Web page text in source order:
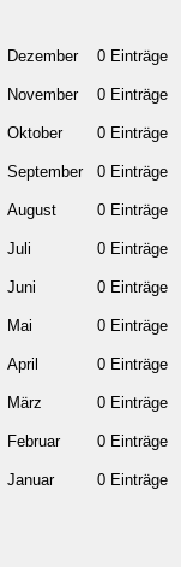
Dezember 0 Einträge
November 0 Einträge
Oktober 0 Einträge
September 0 Einträge
August 0 Einträge
Juli 0 Einträge
Juni 0 Einträge
Mai 0 Einträge
April 0 Einträge
März 0 Einträge
Februar 0 Einträge
Januar 0 Einträge